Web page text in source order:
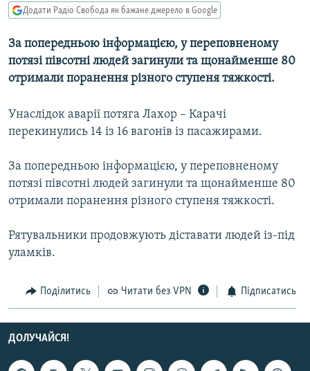
СВІТ
КИТАЙ.ВИКЛИКИ
МУЛЬТИМЕДІА
СПЕЦПРОЄКТИ
КРИМ РЕАЛІЇ
РУС
УКР
КТАТ
ДОЛУЧАЙСЯ!
Додати Радіо Свобода як бажане джерело в Google
За попередньою інформацією, у переповненому
потязі півсотні людей загинули та щонайменше 80
отримали поранення різного ступеня тяжкості.
Унаслідок аварії потяга Лахор – Карачі
перекинулись 14 із 16 вагонів із пасажирами.
За попередньою інформацією, у переповненому
потязі півсотні людей загинули та щонайменше 80
отримали поранення різного ступеня тяжкості.
Рятувальники продовжують діставати людей із-під
уламків.
Поділитись Читати без VPN Підписатись
ДОЛУЧАЙСЯ!